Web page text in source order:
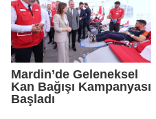
Mardin’de Geleneksel
Kan Bağışı Kampanyası
Başladı